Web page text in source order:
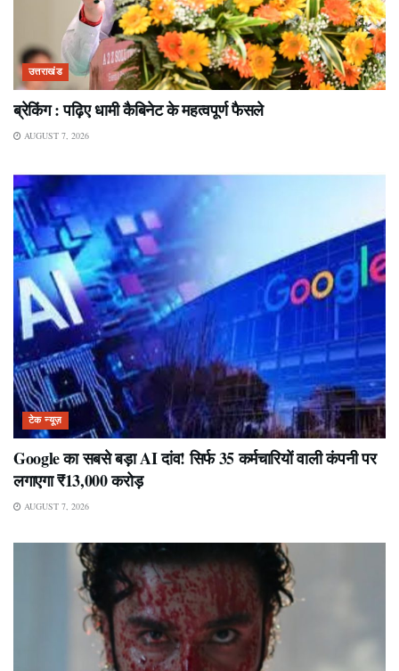
उत्तराखंड
ब्रेकिंग : पढ़िए धामी कैबिनेट के महत्वपूर्ण फैसले
AUGUST 7, 2026
टेक न्यूज़
Google का सबसे बड़ा AI दांव! सिर्फ 35 कर्मचारियों वाली कंपनी पर
लगाएगा ₹13,000 करोड़
AUGUST 7, 2026